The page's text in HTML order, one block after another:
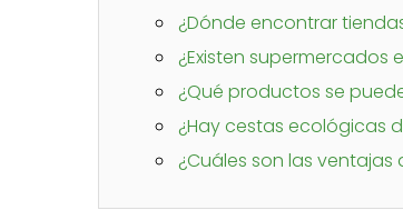
¿Dónde encontrar
¿Existen supermercados
¿Qué productos se
¿Hay cestas ecológicas
¿Cuáles son las